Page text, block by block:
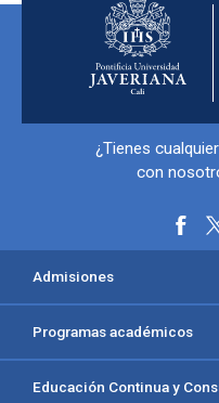
¿Tienes
con
Menú principal del
Admisiones
Programas académicos
Educación Continua y